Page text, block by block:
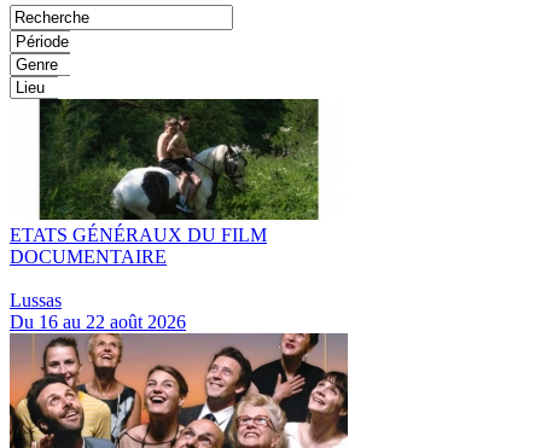
ETATS GÉNÉRAUX DU FILM
DOCUMENTAIRE
Lussas
Du 16 au 22 août 2026